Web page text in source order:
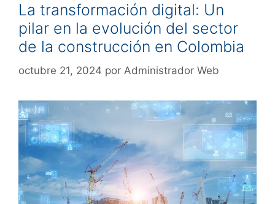
La transformación digital: Un
pilar en la evolución del sector
de la construcción en Colombia
octubre 21, 2024 por Administrador Web